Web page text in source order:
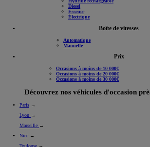
Hybride
Hybride rechargeable
Diesel
Essence
Automatique
Occasions à moins de 10 000€
Occasions à moins de 20 000€
Paris
Lyon
→
Marseille
Nice